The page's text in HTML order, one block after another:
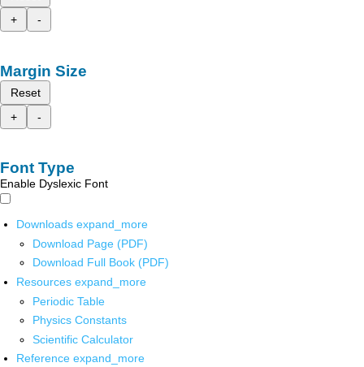
+
-
Margin Size
Reset
+
-
Font Type
Enable Dyslexic Font
Downloads expand_more
Download Page (PDF)
Download Full Book (PDF)
Resources expand_more
Periodic Table
Physics Constants
Scientific Calculator
Reference expand_more